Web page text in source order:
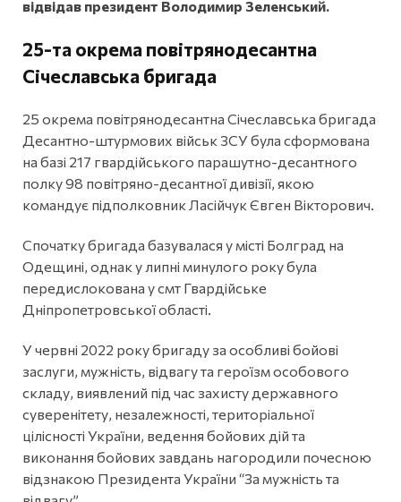
відвідав президент Володимир Зеленський.
25-та окрема повітрянодесантна
Січеславська бригада
25 окрема повітрянодесантна Січеславська бригада
Десантно-штурмових військ ЗСУ була сформована
на базі 217 гвардійського парашутно-десантного
полку 98 повітряно-десантної дивізії, якою
командує підполковник Ласійчук Євген Вікторович.
Спочатку бригада базувалася у місті Болград на
Одещині, однак у липні минулого року була
передислокована у смт Гвардійське
Дніпропетровської області.
У червні 2022 року бригаду за особливі бойові
заслуги, мужність, відвагу та героїзм особового
складу, виявлений під час захисту державного
суверенітету, незалежності, територіальної
цілісності України, ведення бойових дій та
виконання бойових завдань нагородили почесною
відзнакою Президента України “За мужність та